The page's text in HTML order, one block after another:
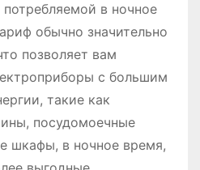
потребляемой в ночное
обычно значительно
позволяет вам
с большим
такие как
посудомоечные
шкафы, в ночное время,